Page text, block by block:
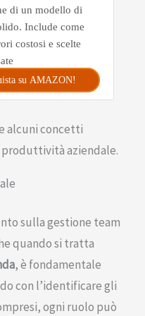
di un modello di
Include come
costosi e scelte
su AMAZON!
alcuni concetti
aziendale.
sulla gestione team
quando si tratta
, è fondamentale
con l’identificare gli
ogni ruolo può